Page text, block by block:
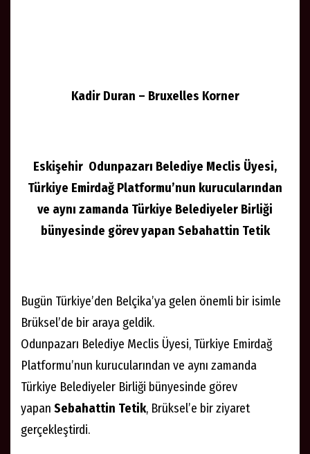
Kadir Duran – Bruxelles Korner
Eskişehir Odunpazarı Belediye Meclis Üyesi,
Türkiye Emirdağ Platformu’nun kurucularından
ve aynı zamanda Türkiye Belediyeler Birliği
bünyesinde görev yapan Sebahattin Tetik
Bugün Türkiye’den Belçika’ya gelen önemli bir isimle
Brüksel’de bir araya geldik.
Odunpazarı Belediye Meclis Üyesi, Türkiye Emirdağ
Platformu’nun kurucularından ve aynı zamanda
Türkiye Belediyeler Birliği bünyesinde görev
yapan Sebahattin Tetik, Brüksel’e bir ziyaret
gerçekleştirdi.